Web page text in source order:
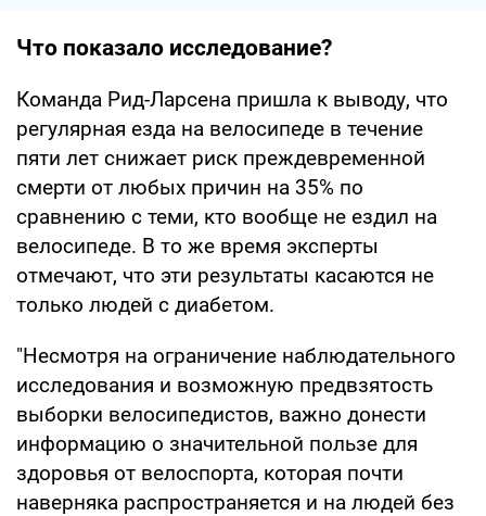
Что показало исследование?
Команда Рид-Ларсена пришла к выводу, что
регулярная езда на велосипеде в течение
пяти лет снижает риск преждевременной
смерти от любых причин на 35% по
сравнению с теми, кто вообще не ездил на
велосипеде. В то же время эксперты
отмечают, что эти результаты касаются не
только людей с диабетом.
"Несмотря на ограничение наблюдательного
исследования и возможную предвзятость
выборки велосипедистов, важно донести
информацию о значительной пользе для
здоровья от велоспорта, которая почти
наверняка распространяется и на людей без